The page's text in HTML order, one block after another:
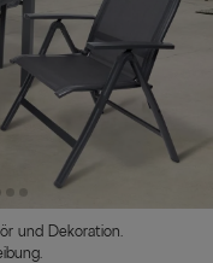
und Dekoration.